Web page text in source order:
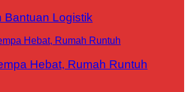
Bantuan Logistik
Hebat, Rumah Runtuh